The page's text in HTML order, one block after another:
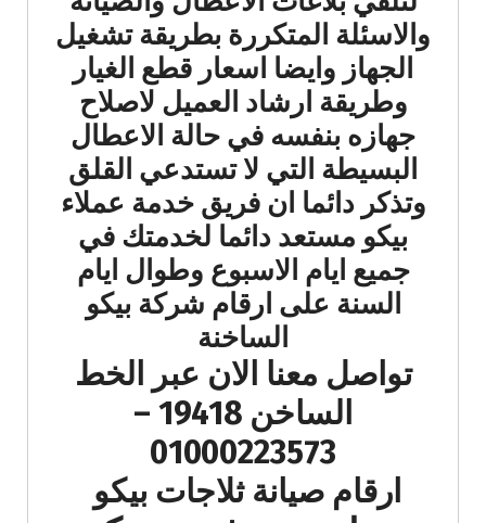
والاسئلة المتكررة بطريقة تشغيل
الجهاز وايضا اسعار قطع الغيار
وطريقة ارشاد العميل لاصلاح
جهازه بنفسه في حالة الاعطال
البسيطة التي لا تستدعي القلق
وتذكر دائما ان فريق خدمة عملاء
بيكو مستعد دائما لخدمتك في
جميع ايام الاسبوع وطوال ايام
السنة على ارقام شركة بيكو
الساخنة
تواصل معنا الان عبر الخط
الساخن 19418 –
01000223573
ارقام صيانة ثلاجات بيكو